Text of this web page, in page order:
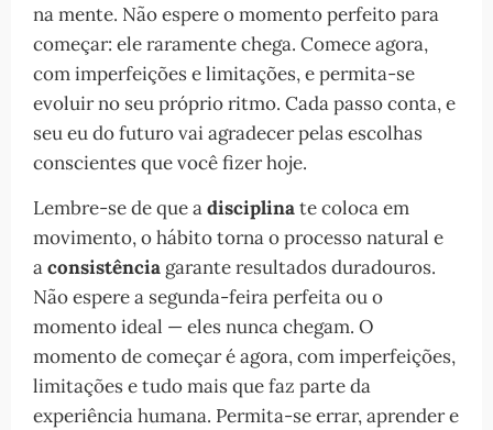
na mente. Não espere o momento perfeito para
começar: ele raramente chega. Comece agora,
com imperfeições e limitações, e permita-se
evoluir no seu próprio ritmo. Cada passo conta, e
seu eu do futuro vai agradecer pelas escolhas
conscientes que você fizer hoje.
Lembre-se de que adisciplinate coloca em
movimento, o hábito torna o processo natural e
aconsistência garante resultados duradouros.
Não espere a segunda-feira perfeita ou o
momento ideal — eles nunca chegam. O
momento de começar é agora, com imperfeições,
limitações e tudo mais que faz parte da
experiência humana. Permita-se errar, aprender e